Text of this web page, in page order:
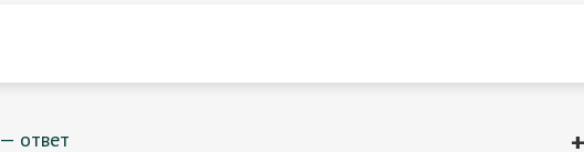
ответ